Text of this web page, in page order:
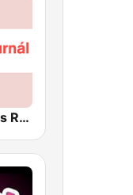
Český rozhlas Radiožurnál